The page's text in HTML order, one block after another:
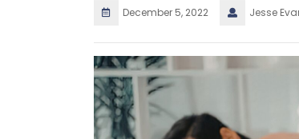
December 5, 2022 Jesse